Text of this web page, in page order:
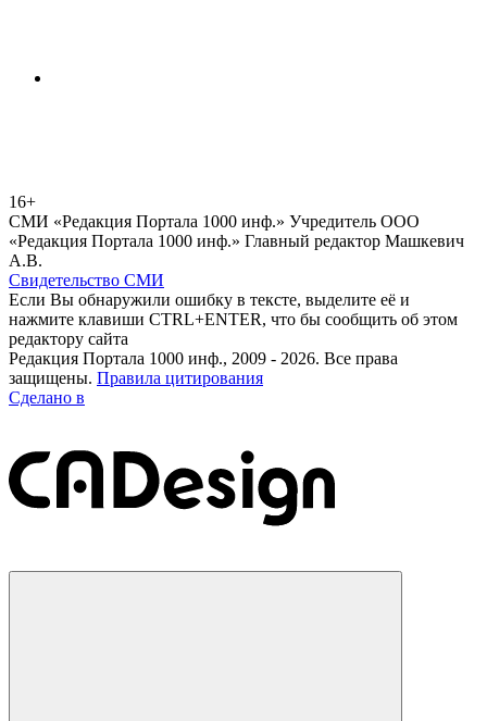
16+
СМИ «Редакция Портала 1000 инф.» Учредитель ООО
«Редакция Портала 1000 инф.» Главный редактор Машкевич
А.В.
Свидетельство СМИ
Если Вы обнаружили ошибку в тексте, выделите её и
нажмите клавиши CTRL+ENTER, что бы сообщить об этом
редактору сайта
Редакция Портала 1000 инф., 2009 - 2026. Все права
защищены. Правила цитирования
Сделано в